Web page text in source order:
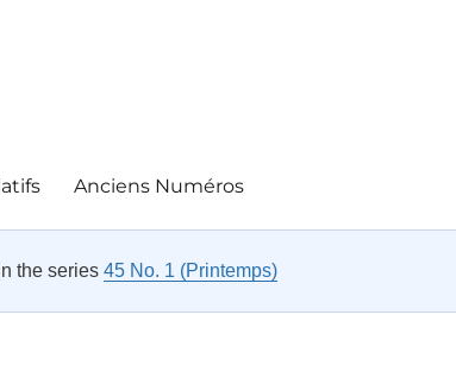
Anciens Numéros
the series 45 No. 1 (Printemps)